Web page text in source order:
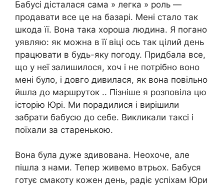
Бабусі дісталася сама » легка » роль —
продавати все це на базарі. Мені стало так
шкода її. Вона така хороша людина. Я погано
уявляю: як можна в її віці ось так цілий день
працювати в будь-яку погоду. Придбала все,
що у неї залишилося, хоч і не потрібно воно
мені було, і довго дивилася, як вона повільно
йшла до маршруток .. Пізніше я розповіла цю
історію Юрі. Ми порадилися і вирішили
забрати бабусю до себе. Викликали таксі і
поїхали за старенькою.
Вона була дуже здивована. Неохоче, але
пішла з нами. Тепер живемо втрьох. Бабуся
готує смакоту кожен день, радіє успіхам Юри